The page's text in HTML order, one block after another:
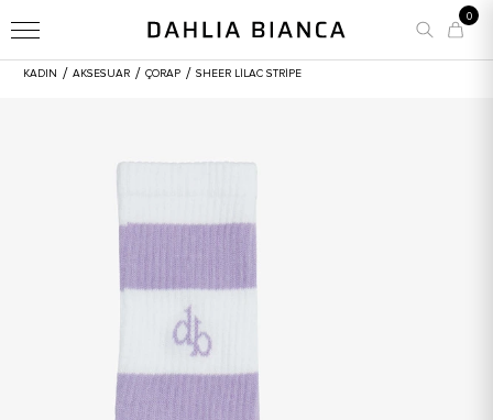
0
KADIN / AKSESUAR / ÇORAP / SHEER LILAC STRIPE